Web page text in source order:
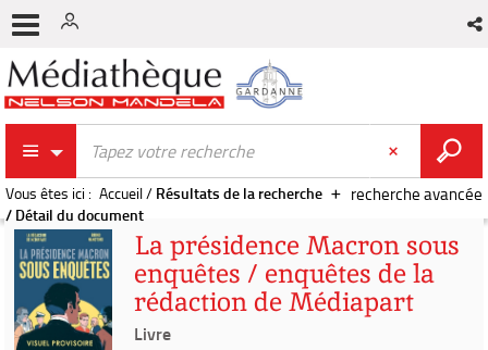
recherche avancée
Vous êtes ici : Accueil/ Résultats de la recherche
/ Détail du document
La présidence Macron sous
enquêtes / enquêtes de la
rédaction de Médiapart
Livre